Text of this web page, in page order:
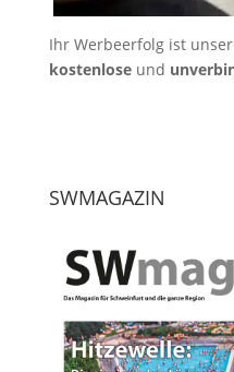
Ihr Werbeerfolg ist
kostenloseund
SWMAGAZIN